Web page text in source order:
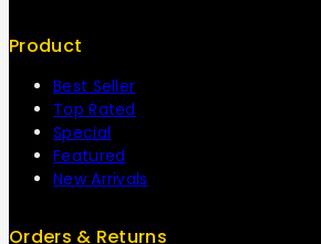
Product
Best Seller
Top Rated
Special
Featured
New Arrivals
Orders & Returns